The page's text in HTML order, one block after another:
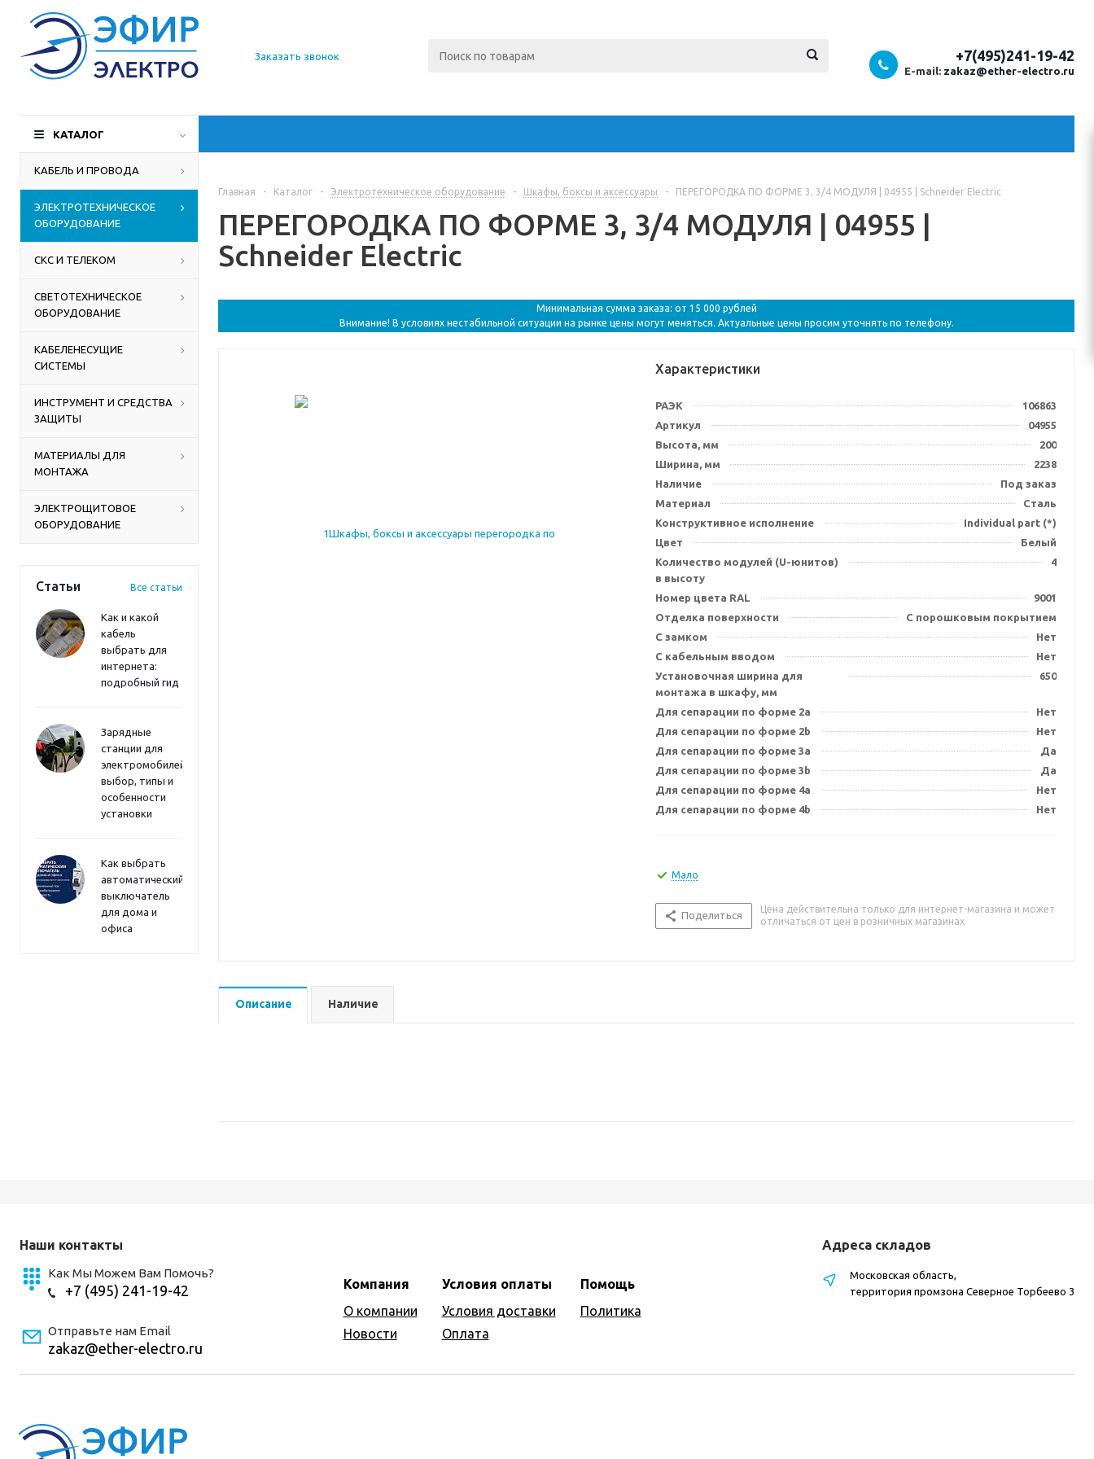
О компании
Доставка
Производители
Контакты
Заказать звонок +7(495)241-19-42
E-mail: zakaz@ether-electro.ru
КАТАЛОГ
КАБЕЛЬ И ПРОВОДА
ЭЛЕКТРОТЕХНИЧЕСКОЕ
ОБОРУДОВАНИЕ
СКС И ТЕЛЕКОМ
СВЕТОТЕХНИЧЕСКОЕ
ОБОРУДОВАНИЕ
КАБЕЛЕНЕСУЩИЕ
СИСТЕМЫ
ИНСТРУМЕНТ И СРЕДСТВА
ЗАЩИТЫ
МАТЕРИАЛЫ ДЛЯ
МОНТАЖА
ЭЛЕКТРОЩИТОВОЕ
ОБОРУДОВАНИЕ
Статьи Все статьи
Как и какой
кабель
выбрать для
интернета:
подробный гид
Зарядные
станции для
электромобилей:
выбор, типы и
особенности
установки
Как выбрать
автоматический
выключатель
для дома и
офиса
Главная - Каталог - Электротехническое оборудование - Шкафы, боксы и аксессуары - ПЕРЕГОРОДКА ПО ФОРМЕ 3, 3/4 МОДУЛЯ | 04955 | Schneider Electric
ПЕРЕГОРОДКА ПО ФОРМЕ 3, 3/4 МОДУЛЯ | 04955 |
Schneider Electric
Минимальная сумма заказа: от 15 000 рублей
Внимание! В условиях нестабильной ситуации на рынке цены могут меняться. Актуальные цены просим уточнять по телефону.
Характеристики
РАЭК
106863
Артикул
04955
Высота, мм
200
Ширина, мм
2238
Наличие
Под заказ
Материал
Сталь
Конструктивное исполнение
Individual part (*)
Цвет
Белый
Количество модулей (U-юнитов)
в высоту
4
Номер цвета RAL
9001
Отделка поверхности
С порошковым покрытием
С замком
Нет
С кабельным вводом
Нет
Установочная ширина для
монтажа в шкафу, мм
650
Для сепарации по форме 2a
Нет
Для сепарации по форме 2b
Нет
Для сепарации по форме 3a
Да
Для сепарации по форме 3b
Да
Для сепарации по форме 4a
Нет
Для сепарации по форме 4b
Нет
Мало
Поделиться
Цена действительна только для интернет-магазина и может
отличаться от цен в розничных магазинах
Описание Наличие
Наши контакты
Как Мы Можем Вам Помочь?
+7 (495) 241-19-42
Отправьте нам Email
zakaz@ether-electro.ru
Компания
О компании
Новости
Условия оплаты
Условия доставки
Оплата
Помощь
Политика
Адреса складов
Московская область,
территория промзона Северное Торбеево 3